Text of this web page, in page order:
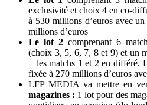
exclusivité et choix 4 en co-
à 530 millions d’euros avec
millions d’euros
Le lot 2 comprenant 6
(choix 3, 5, 6, 7, 8 et 9) et un
+ les matchs 1 et 2 en différé.
fixée à 270 millions d’euros
LFP MEDIA va mettre en
magazines : 1 lot pour des